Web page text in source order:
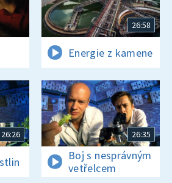
26:58
Energie z kamene
26:26 26:35
Boj s nesprávným
vetřelcem